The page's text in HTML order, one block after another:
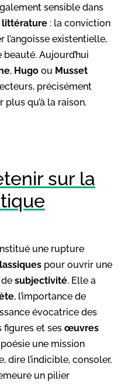
sensible dans
littérature : la conviction
l’angoisse existentielle,
Aujourd’hui
, Hugo ou Musset
précisément
qu’à la raison.
sur la
une rupture
pour ouvrir une
subjectivité. Elle a
, l’importance de
évocatrice des
figures et ses œuvres
une mission
dire l’indicible, consoler,
un pilier